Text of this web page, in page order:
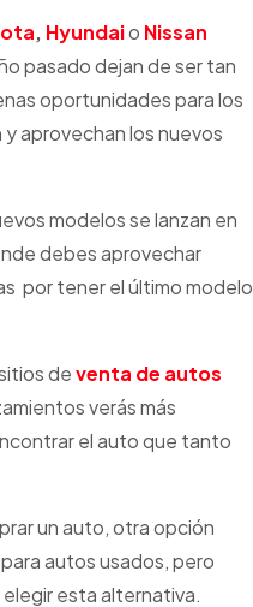
, Hyundaio Nissan
pasado dejan de ser tan
oportunidades para los
aprovechan los nuevos
modelos se lanzan en
debes aprovechar
por tener el último modelo
deventa de autos
verás más
el auto que tanto
un auto, otra opción
autos usados, pero
esta alternativa.